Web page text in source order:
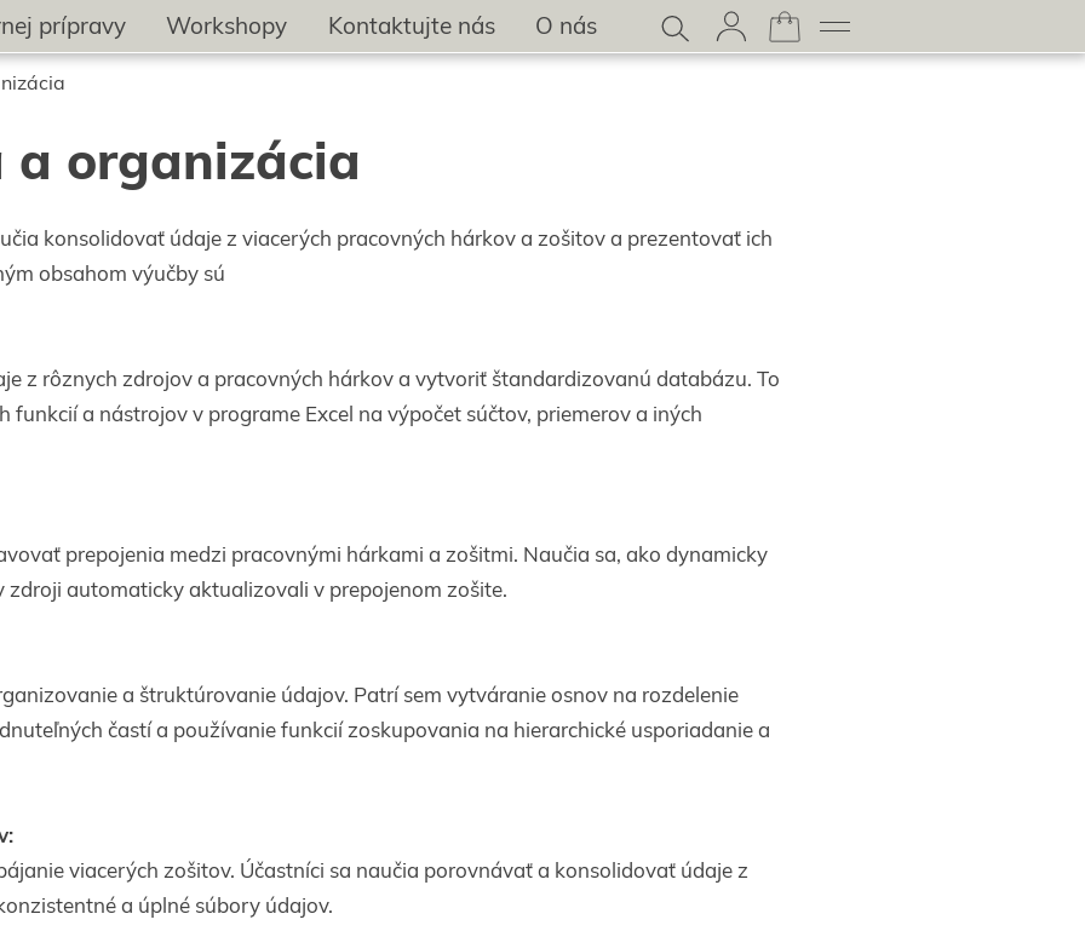
prípravy Workshopy Kontaktujte nás O nás
a organizácia
konsolidovať údaje z viacerých pracovných hárkov a zošitov a prezentovať ich
obsahom výučby sú
z rôznych zdrojov a pracovných hárkov a vytvoriť štandardizovanú databázu. To
funkcií a nástrojov v programe Excel na výpočet súčtov, priemerov a iných
prepojenia medzi pracovnými hárkami a zošitmi. Naučia sa, ako dynamicky
zdroji automaticky aktualizovali v prepojenom zošite.
a štruktúrovanie údajov. Patrí sem vytváranie osnov na rozdelenie
častí a používanie funkcií zoskupovania na hierarchické usporiadanie a
viacerých zošitov. Účastníci sa naučia porovnávať a konsolidovať údaje z
a úplné súbory údajov.